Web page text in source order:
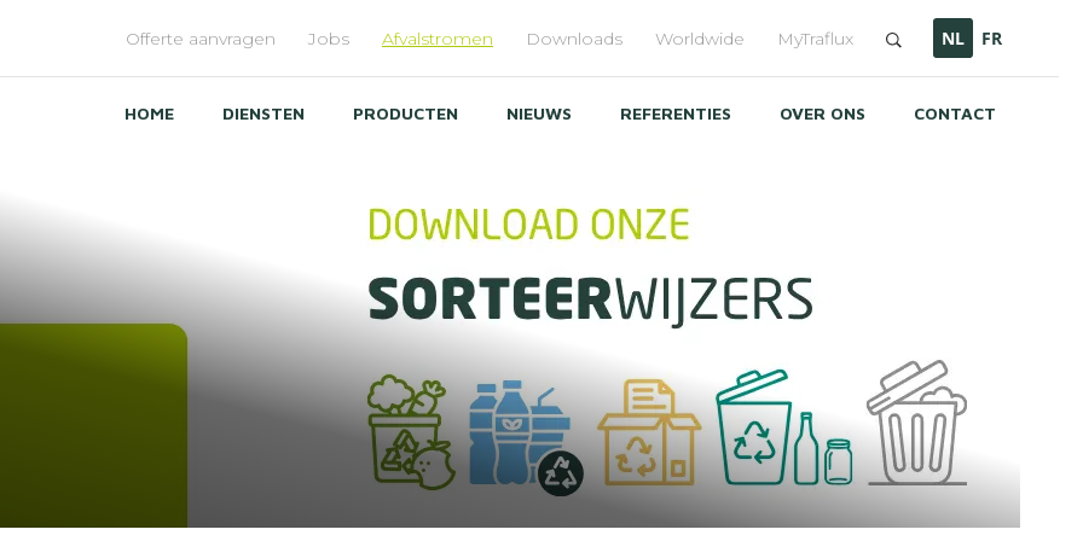
Menu
top
Offerte aanvragen Jobs Afvalstromen Downloads Worldwide MyTraflux NL FR
HOME DIENSTEN PRODUCTEN NIEUWS REFERENTIES OVER ONS CONTACT